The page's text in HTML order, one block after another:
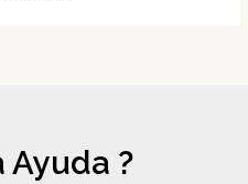
Ayuda ?